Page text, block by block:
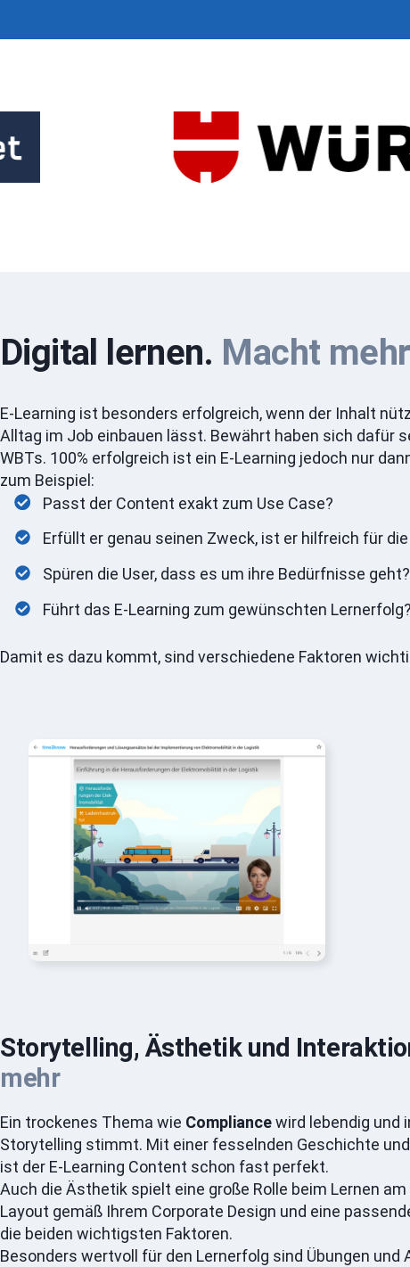
Digital lernen. Macht
E-Learning ist besonders erfolgreich, wenn der Inhalt
Alltag im Job einbauen lässt. Bewährt haben sich dafür
WBTs. 100% erfolgreich ist ein E-Learning jedoch nur
zum Beispiel:
Passt der Content exakt zum Use Case?
Erfüllt er genau seinen Zweck, ist er hilfreich für die
Spüren die User, dass es um ihre Bedürfnisse geht?
Führt das E-Learning zum gewünschten Lernerfolg?
Damit es dazu kommt, sind verschiedene Faktoren
Storytelling, Ästhetik und
mehr
Ein trockenes Thema wie Compliancewird lebendig und
Storytelling stimmt. Mit einer fesselnden Geschichte
ist der E-Learning Content schon fast perfekt.
Auch die Ästhetik spielt eine große Rolle beim Lernen
Layout gemäß Ihrem Corporate Design und eine
die beiden wichtigsten Faktoren.
Besonders wertvoll für den Lernerfolg sind Übungen und